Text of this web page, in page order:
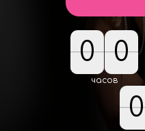
0
0 0
0
часов
0
0